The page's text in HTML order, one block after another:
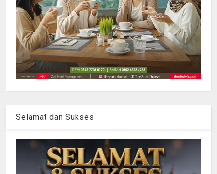
Selamat dan Sukses